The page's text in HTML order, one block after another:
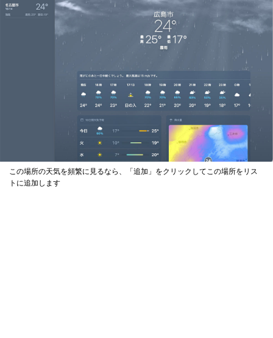
この場所の天気を頻繁に見るなら、「追加」をクリックしてこの場所をリス
トに追加します